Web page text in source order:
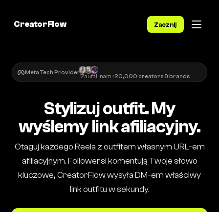
CreatorFlow Zacznij
Meta Tech Provider
Zaufali nam+20,000 creators & brands
Stylizuj outfit. My
wyślemy link afiliacyjny.
Otaguj każdego Reela z outfitem własnym URL-em
afiliacyjnym. Followersi komentują Twoje słowo
kluczowe, CreatorFlow wysyła DM-em właściwy
link outfitu w sekundy.